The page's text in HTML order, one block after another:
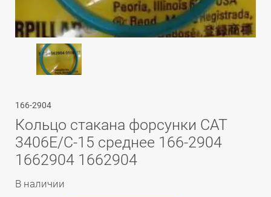
166-2904
Кольцо стакана форсунки CAT
3406E/C-15 среднее 166-2904
1662904 1662904
В наличии